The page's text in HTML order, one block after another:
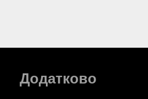
Додатково